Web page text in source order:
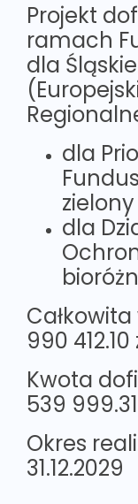
Projekt
ramach
dla
dla
dla
990 412.10
Kwota
539 999.31
Okres
31.12.2029